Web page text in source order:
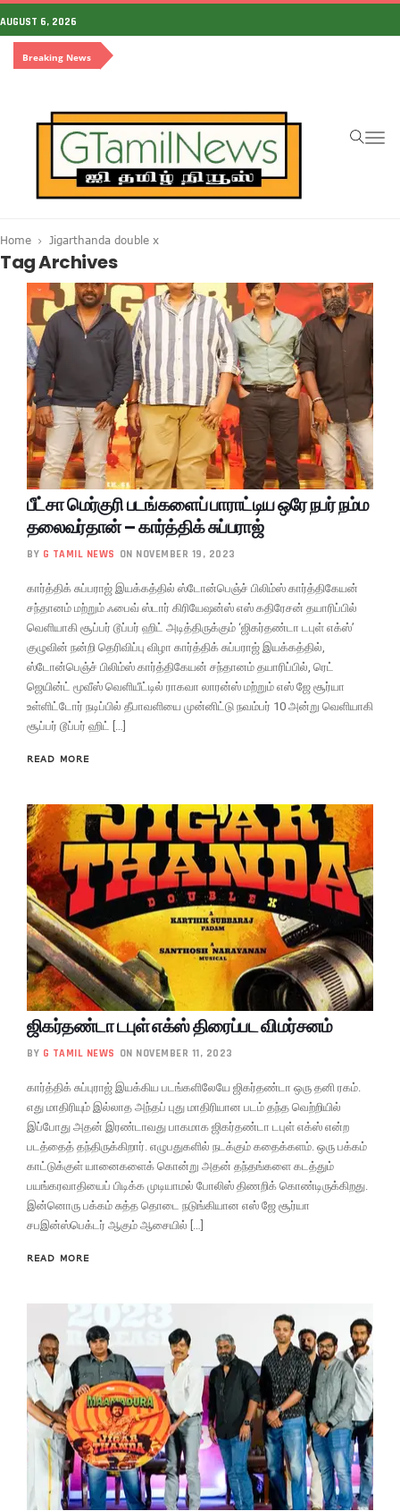
AUGUST 6, 2026
Breaking News
Home Jigarthanda double x
Tag Archives
பீட்சா மெர்குரி படங்களைப் பாராட்டிய ஒரே நபர் நம்ம
தலைவர்தான் – கார்த்திக் சுப்பராஜ்
BY G TAMIL NEWS ON NOVEMBER 19, 2023
கார்த்திக் சுப்பராஜ் இயக்கத்தில் ஸ்டோன்பெஞ்ச் பிலிம்ஸ் கார்த்திகேயன்
சந்தானம் மற்றும் ஃபைவ் ஸ்டார் கிரியேஷன்ஸ் எஸ் கதிரேசன் தயாரிப்பில்
வெளியாகி சூப்பர் டூப்பர் ஹிட் அடித்திருக்கும் ‘ஜிகர்தண்டா டபுள் எக்ஸ்’
குழுவின் நன்றி தெரிவிப்பு விழா கார்த்திக் சுப்பராஜ் இயக்கத்தில்,
ஸ்டோன்பெஞ்ச் பிலிம்ஸ் கார்த்திகேயன் சந்தானம் தயாரிப்பில், ரெட்
ஜெயின்ட் மூவீஸ் வெளியீட்டில் ராகவா லாரன்ஸ் மற்றும் எஸ் ஜே சூர்யா
உள்ளிட்டோர் நடிப்பில் தீபாவளியை முன்னிட்டு நவம்பர் 10 அன்று வெளியாகி
சூப்பர் டூப்பர் ஹிட் […]
READ MORE
ஜிகர்தண்டா டபுள் எக்ஸ் திரைப்பட விமர்சனம்
BY G TAMIL NEWS ON NOVEMBER 11, 2023
கார்த்திக் சுப்புராஜ் இயக்கிய படங்களிலேயே ஜிகர்தண்டா ஒரு தனி ரகம்.
எது மாதிரியும் இல்லாத அந்தப் புது மாதிரியான படம் தந்த வெற்றியில்
இப்போது அதன் இரண்டாவது பாகமாக ஜிகர்தண்டா டபுள் எக்ஸ் என்ற
படத்தைத் தந்திருக்கிறார். எழுபதுகளில் நடக்கும் கதைக்களம். ஒரு பக்கம்
காட்டுக்குள் யானைகளைக் கொன்று அதன் தந்தங்களை கடத்தும்
பயங்கரவாதியைப் பிடிக்க முடியாமல் போலிஸ் திணறிக் கொண்டிருக்கிறது.
இன்னொரு பக்கம் சுத்த தொடை நடுங்கியான எஸ் ஜே சூர்யா
சபஇன்ஸ்பெக்டர் ஆகும் ஆசையில் […]
READ MORE